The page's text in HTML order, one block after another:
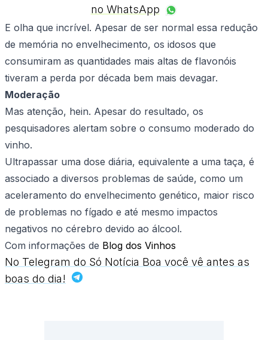
no WhatsApp
E olha que incrível. Apesar de ser normal essa redução
de memória no envelhecimento, os idosos que
consumiram as quantidades mais altas de flavonóis
tiveram a perda por década bem mais devagar.
Moderação
Mas atenção, hein. Apesar do resultado, os
pesquisadores alertam sobre o consumo moderado do
vinho.
Ultrapassar uma dose diária, equivalente a uma taça, é
associado a diversos problemas de saúde, como um
aceleramento do envelhecimento genético, maior risco
de problemas no fígado e até mesmo impactos
negativos no cérebro devido ao álcool.
Com informações de Blog dos Vinhos
No Telegram do Só Notícia Boa você vê antes as
boas do dia!